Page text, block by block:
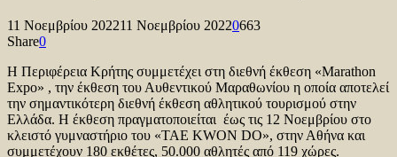
11 Νοεμβρίου 202211 Νοεμβρίου 20220663
Share0
Η Περιφέρεια Κρήτης συμμετέχει στη διεθνή έκθεση «Marathon
Expo» , την έκθεση του Αυθεντικού Μαραθωνίου η οποία αποτελεί
την σημαντικότερη διεθνή έκθεση αθλητικού τουρισμού στην
Ελλάδα. Η έκθεση πραγματοποιείται έως τις 12 Νοεμβρίου στο
κλειστό γυμναστήριο του «TAE KWON DO», στην Αθήνα και
συμμετέχουν 180 εκθέτες, 50.000 αθλητές από 119 χώρες.